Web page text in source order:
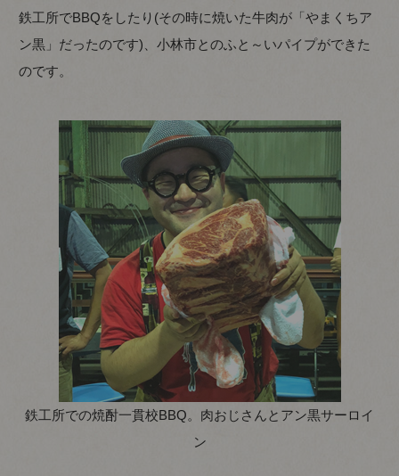
鉄工所でBBQをしたり(その時に焼いた牛肉が「やまくちア
ン黒」だったのです)、小林市とのふと～いパイプができた
のです。
鉄工所での焼酎一貫校BBQ。肉おじさんとアン黒サーロイ
ン